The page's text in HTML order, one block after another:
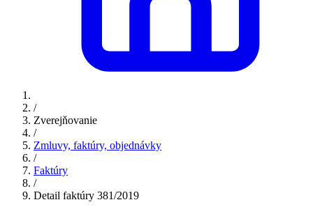
/
Zverejňovanie
/
Zmluvy, faktúry, objednávky
/
Faktúry
/
Detail faktúry 381/2019